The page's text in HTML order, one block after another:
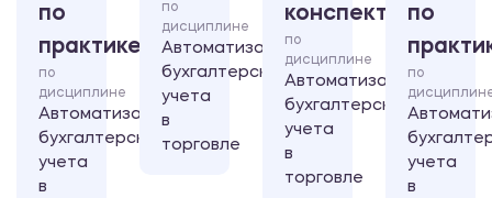
по
практике
по
дисциплине
Автоматизация
бухгалтерского
учета
в
по
дисциплине
Автоматизация
бухгалтерского
учета
в
торговле
конспект
по
дисциплине
Автоматизация
бухгалтерского
учета
в
торговле
по
по
учета
в